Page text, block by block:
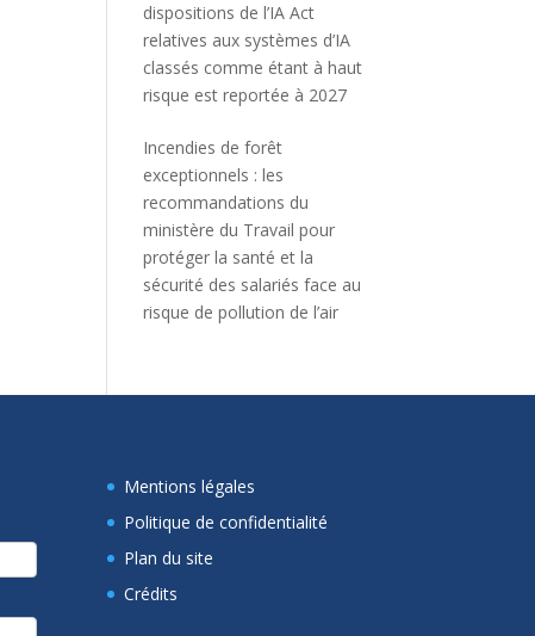
dispositions de l’IA Act
relatives aux systèmes d’IA
classés comme étant à haut
risque est reportée à 2027
Incendies de forêt
exceptionnels : les
recommandations du
ministère du Travail pour
protéger la santé et la
sécurité des salariés face au
risque de pollution de l’air
Mentions légales
Politique de confidentialité
Plan du site
Crédits